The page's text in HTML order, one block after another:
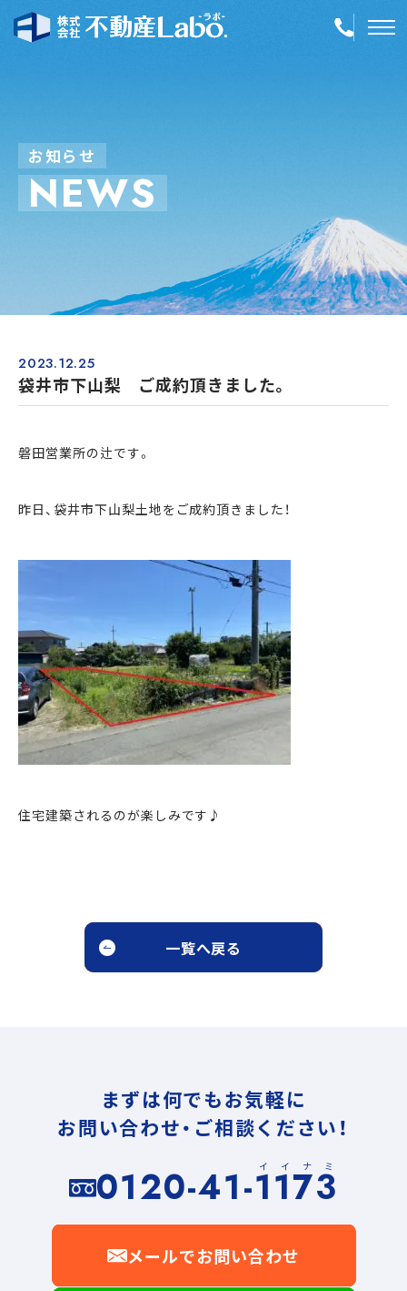
空き家再生
会社案内
店舗紹介
簡単！不動産査定
まずは何でもお気軽に
イイナミ
メールでお問い合わせ
LINEでお問い合わせ
お知らせ
NEWS
2023.12.25
袋井市下山梨 ご成約頂きました。
磐田営業所の辻です。
昨日、袋井市下山梨土地をご成約頂きました！
住宅建築されるのが楽しみです♪
一覧へ戻る
まずは何でもお気軽に
お問い合わせ・ご相談ください！
イイナミ
0120-41-1173
メールでお問い合わせ